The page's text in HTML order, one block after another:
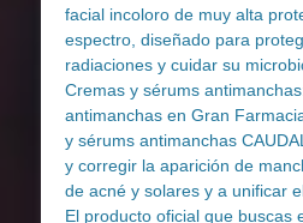
facial incoloro de muy alta
espectro, diseñado para
radiaciones y cuidar su
Cremas y sérums
antimanchas en Gran
y sérums antimanchas
y corregir la aparición de
de acné y solares y a unificar
El producto oficial que buscas